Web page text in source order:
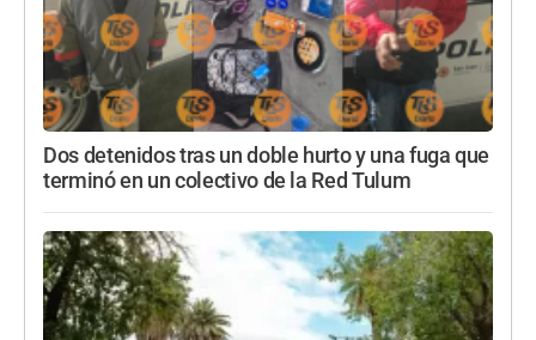
Dos detenidos tras un doble hurto y una fuga que
terminó en un colectivo de la Red Tulum